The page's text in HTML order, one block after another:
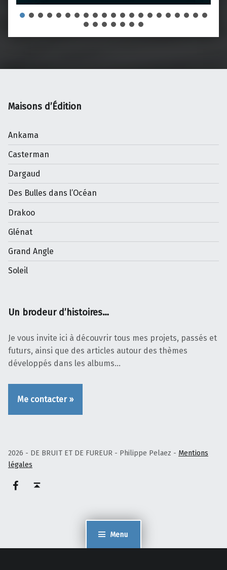
Menu
Maisons d’Édition
Ankama
Casterman
Dargaud
Des Bulles dans l’Océan
Drakoo
Glénat
Grand Angle
Soleil
Un brodeur d’histoires…
Je vous invite ici à découvrir tous mes projets, passés et
futurs, ainsi que des articles autour des thèmes
développés dans les albums…
Me contacter »
2026 - DE BRUIT ET DE FUREUR - Philippe Pelaez - Mentions
légales
Facebook – Philippe Pelaez